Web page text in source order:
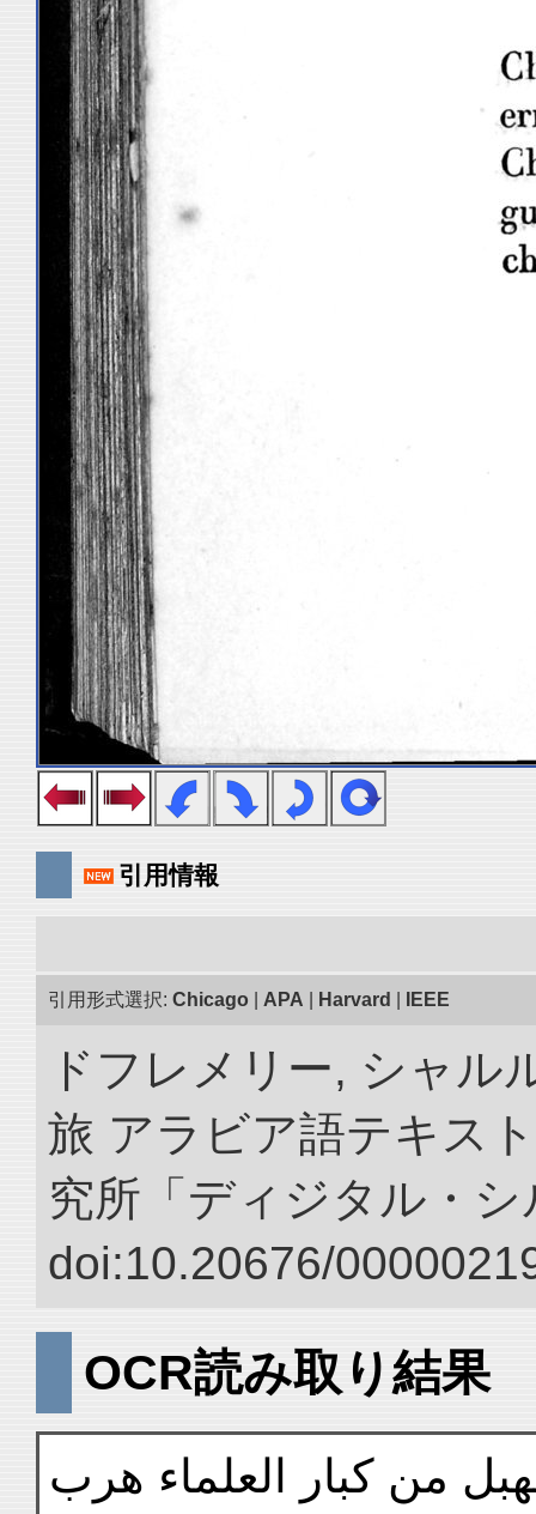
引用情報
引用形式選択: Chicago APA Harvard IEEE
ドフレメリー, シャル
旅 アラビア語テキス
究所「ディジタル・
doi:10.20676/
OCR読み取り結果
من كبار العلماء هرب